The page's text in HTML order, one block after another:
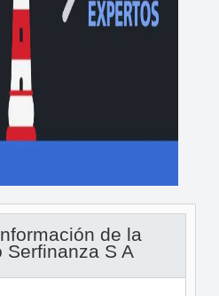
de la
Serfinanza S A